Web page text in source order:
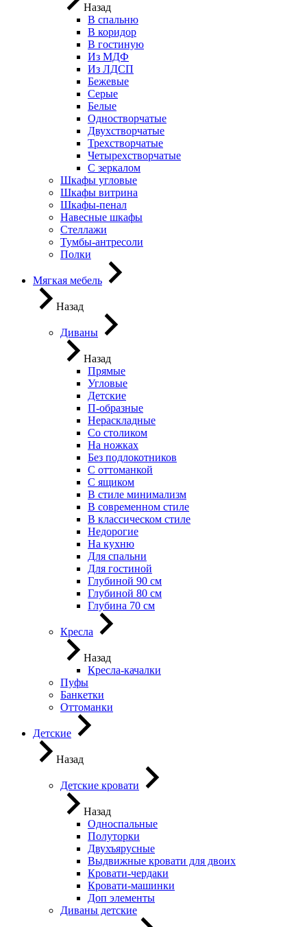
Назад
В спальню
В коридор
В гостиную
Из МДФ
Из ЛДСП
Бежевые
Серые
Белые
Одностворчатые
Двухстворчатые
Трехстворчатые
Четырехстворчатые
С зеркалом
Шкафы угловые
Шкафы витрина
Шкафы-пенал
Навесные шкафы
Стеллажи
Тумбы-антресоли
Полки
Мягкая мебель
Назад
Диваны
Назад
Прямые
Угловые
Детские
П-образные
Нераскладные
Со столиком
На ножках
Без подлокотников
С оттоманкой
С ящиком
В стиле минимализм
В современном стиле
В классическом стиле
Недорогие
На кухню
Для спальни
Для гостиной
Глубиной 90 см
Глубиной 80 см
Глубина 70 см
Кресла
Назад
Кресла-качалки
Пуфы
Банкетки
Оттоманки
Детские
Назад
Детские кровати
Назад
Односпальные
Полуторки
Двухъярусные
Выдвижные кровати для двоих
Кровати-чердаки
Кровати-машинки
Доп элементы
Диваны детские